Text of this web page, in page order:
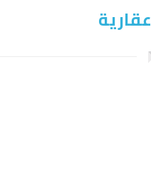
عقارية